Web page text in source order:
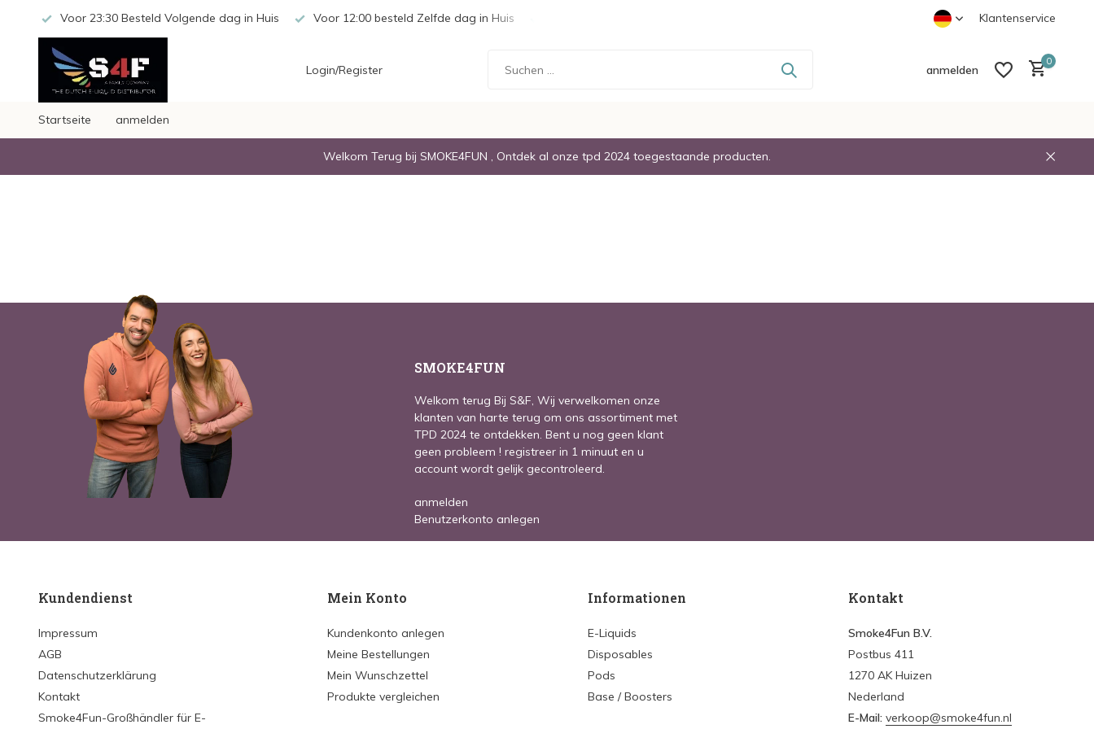
Voor 23:30 Besteld Volgende dag in Huis Voor 12:00 besteld Zelfde dag in Huis Voor 23:30 Besteld Volgende dag in HuisKlantenservice
Login/Register anmelden
0
Startseite anmelden
Welkom Terug bij SMOKE4FUN , Ontdek al onze tpd 2024 toegestaande producten.
SMOKE4FUN
Welkom terug Bij S&F, Wij verwelkomen onze
klanten van harte terug om ons assortiment met
TPD 2024 te ontdekken. Bent u nog geen klant
geen probleem ! registreer in 1 minuut en u
account wordt gelijk gecontroleerd.
anmelden
Benutzerkonto anlegen
Kundendienst
Impressum
AGB
Datenschutzerklärung
Kontakt
Smoke4Fun-Großhändler für E-
Mein Konto
Kundenkonto anlegen
Meine Bestellungen
Mein Wunschzettel
Produkte vergleichen
Informationen
E-Liquids
Disposables
Pods
Base / Boosters
Kontakt
Smoke4Fun B.V.
Postbus 411
1270 AK Huizen
Nederland
E-Mail: verkoop@smoke4fun.nl